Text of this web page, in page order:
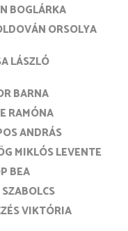
BOGLÁRKA
ORSOLYA
LÁSZLÓ
BARNA
RAMÓNA
ANDRÁS
MIKLÓS LEVENTE
BEA
VIKTÓRIA